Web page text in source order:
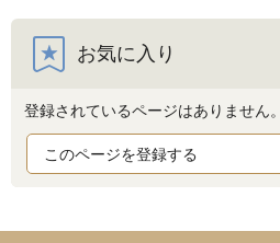
お気に入り
登録されているページはありません。
このページを登録する